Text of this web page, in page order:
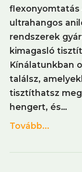
flexonyomtatás
ultrahangos
rendszerek
kimagasló
Kínálatunkban
találsz,
tisztíthatsz
hengert, és…
Tovább...